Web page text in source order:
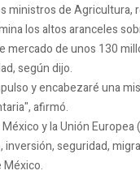
ministros de
los altos aranceles
mercado de unos 130
según dijo.
y encabezaré una
afirmó.
y la Unión
inversión, seguridad,
México.